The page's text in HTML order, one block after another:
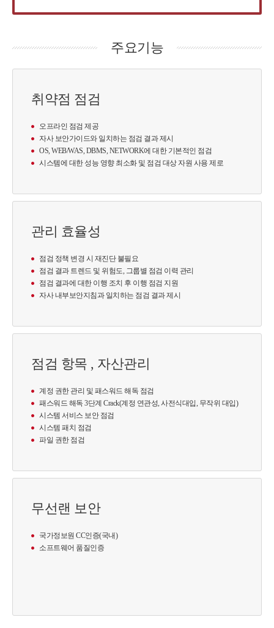
주요기능
취약점 점검
오프라인 점검 제공
자사 보안가이드와 일치하는 점검 결과 제시
OS, WEB/WAS, DBMS, NETWORK에 대한 기본적인 점검
시스템에 대한 성능 영향 최소화 및 점검 대상 자원 사용 제로
관리 효율성
점검 정책 변경 시 재진단 불필요
점검 결과 트렌드 및 위험도, 그룹별 점검 이력 관리
점검 결과에 대한 이행 조치 후 이행 점검 지원
자사 내부보안지침과 일치하는 점검 결과 제시
점검 항목 , 자산관리
계정 권한 관리 및 패스워드 해독 점검
패스워드 해독 3단계 Crack(계정 연관성, 사전식대입, 무작위 대입)
시스템 서비스 보안 점검
시스템 패치 점검
파일 권한 점검
무선랜 보안
국가정보원 CC인증(국내)
소프트웨어 품질인증